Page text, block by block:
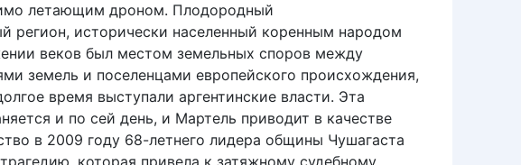
летающим дроном. Плодородный
регион, исторически населенный коренным народом
веков был местом земельных споров между
земель и поселенцами европейского происхождения,
время выступали аргентинские власти. Эта
и по сей день, и Мартель приводит в качестве
в 2009 году 68-летнего лидера общины Чушагаста
которая привела к затяжному судебному